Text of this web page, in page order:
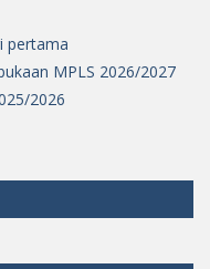
pertama
MPLS 2026/2027
2026